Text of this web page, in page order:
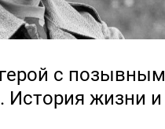
с позывным
История жизни и